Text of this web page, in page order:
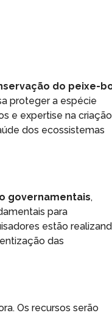
do peixe-
proteger a espécie
e expertise na criação
dos ecossistemas
governamentais,
para
estão
das
Os recursos serão